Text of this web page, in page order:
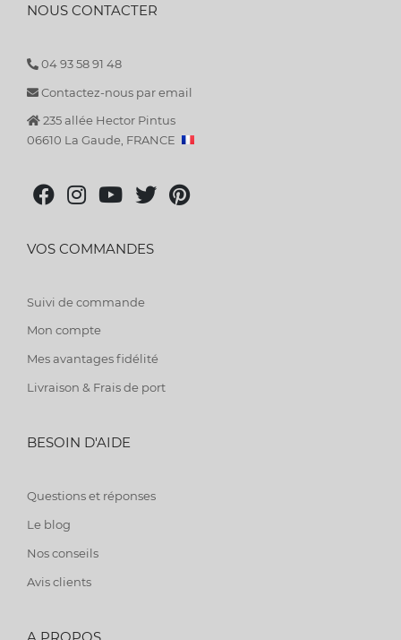
NOUS CONTACTER
04 93 58 91 48
Contactez-nous par email
235 allée Hector Pintus
06610 La Gaude, FRANCE
VOS COMMANDES
Suivi de commande
Mon compte
Mes avantages fidélité
Livraison & Frais de port
BESOIN D'AIDE
Questions et réponses
Le blog
Nos conseils
Avis clients